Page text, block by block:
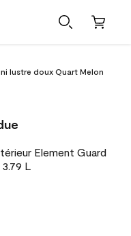
lustre doux Quart Melon